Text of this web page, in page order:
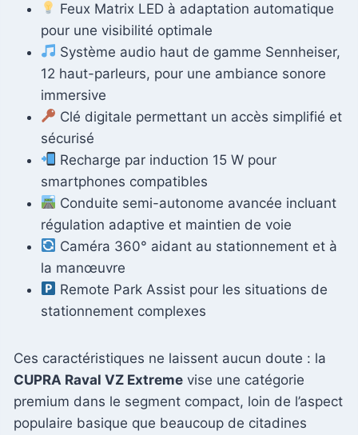
Feux Matrix LED à adaptation automatique
pour une visibilité optimale
Système audio haut de gamme Sennheiser,
12 haut-parleurs, pour une ambiance sonore
immersive
Clé digitale permettant un accès simplifié et
sécurisé
Recharge par induction 15 W pour
smartphones compatibles
Conduite semi-autonome avancée incluant
régulation adaptive et maintien de voie
Caméra 360° aidant au stationnement et à
la manœuvre
Remote Park Assist pour les situations de
stationnement complexes
Ces caractéristiques ne laissent aucun doute : la
CUPRA Raval VZ Extreme vise une catégorie
premium dans le segment compact, loin de l’aspect
populaire basique que beaucoup de citadines